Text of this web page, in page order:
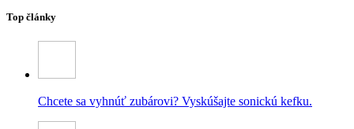
Top články
Chcete sa vyhnúť zubárovi? Vyskúšajte sonickú kefku.